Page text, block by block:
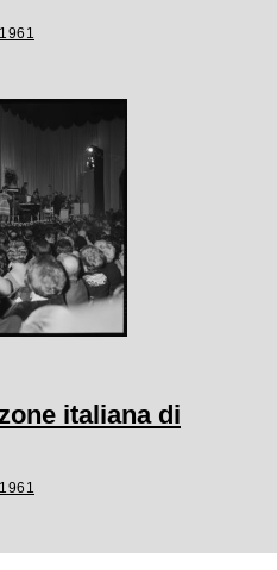
italiana di